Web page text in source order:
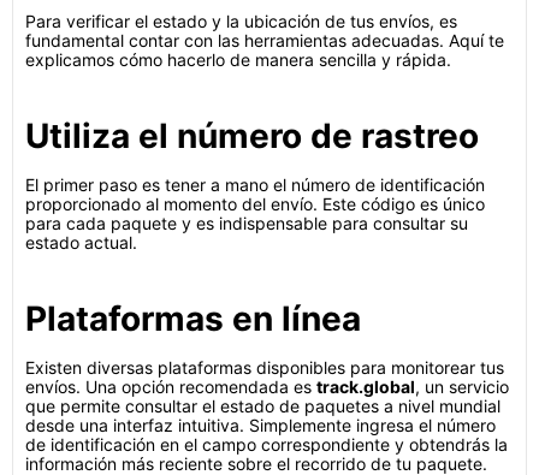
Para verificar el estado y la ubicación de tus envíos, es
fundamental contar con las herramientas adecuadas. Aquí te
explicamos cómo hacerlo de manera sencilla y rápida.
Utiliza el número de rastreo
El primer paso es tener a mano el número de identificación
proporcionado al momento del envío. Este código es único
para cada paquete y es indispensable para consultar su
estado actual.
Plataformas en línea
Existen diversas plataformas disponibles para monitorear tus
envíos. Una opción recomendada es track.global, un servicio
que permite consultar el estado de paquetes a nivel mundial
desde una interfaz intuitiva. Simplemente ingresa el número
de identificación en el campo correspondiente y obtendrás la
información más reciente sobre el recorrido de tu paquete.